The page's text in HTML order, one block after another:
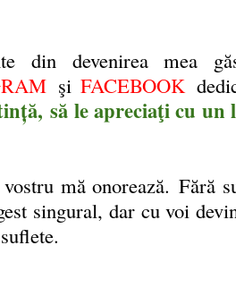
din devenirea mea
şiFACEBOOK
să le apreciaţi cu un
mă onorează.Fără
singural, dar cu voi